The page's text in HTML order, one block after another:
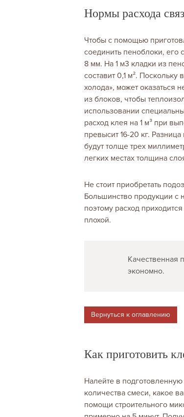
Нормы расхода
Чтобы с помощью
соединить пеноблоки, его
8 мм. На 1 м3 кладки из
составит 0,1 м².
холода», может оказаться
из блоков, чтобы
использовании
расход клея на 1 м³ при
превысит 16-20 кг.
будут толще трех
легких местах толщина
Не стоит приобретать
Большинство продукции
поэтому расход
плохой.
Качественная
экономно.
Вернуться к оглавлению
Как приготовить
Налейте в
количества смеси, какое
помощи строительного